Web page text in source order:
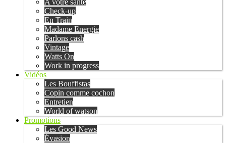
A votre santé
Check-up
En Train
Madame Energie
Parlons cash
Vintage
Watts On
Work in progress
Vidéos
Les Bouffistas
Copin comme cochon
Entretien
World of watson
Promotions
Les Good News
Évasion